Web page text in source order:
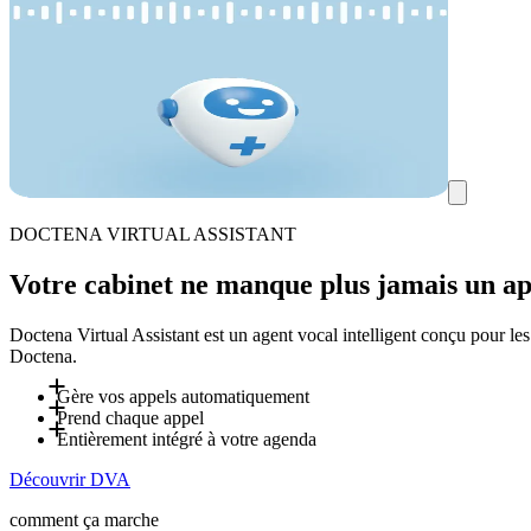
DOCTENA VIRTUAL ASSISTANT
Votre cabinet ne manque plus jamais un
Doctena Virtual Assistant est un agent vocal intelligent conçu pour
Doctena.
Gère vos appels automatiquement
Jusqu'à 80 % des appels entrants sont gérés par DVA - y
Prend chaque appel
des informations que vous définissez, réduisant ainsi les
Entièrement intégré à votre agenda
DVA est entièrement intégré à votre agenda Doctena et suit
Découvrir DVA
comment ça marche